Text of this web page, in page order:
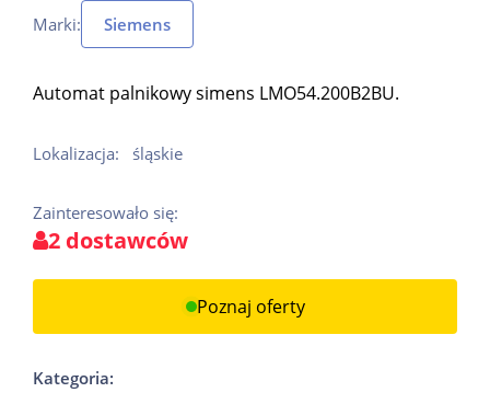
Marki: Siemens
Automat palnikowy simens LMO54.200B2BU.
Lokalizacja: śląskie
Zainteresowało się:
2 dostawców
Poznaj oferty
Kategoria: